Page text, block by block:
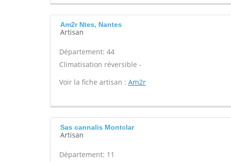
Am2r Ntes, Nantes
Artisan
Département: 44
Climatisation réversible -
Voir la fiche artisan : Am2r
Sas cannalis Montclar
Artisan
Département: 11